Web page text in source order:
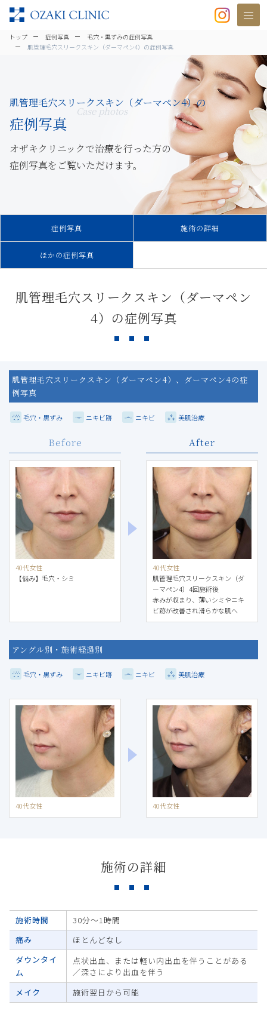
美容クリニックなら美容整形・
トップ 症例写真
毛穴・黒ずみの症例写真
肌管理毛穴スリークスキン（ダーマペン4）の症例写真
肌管理毛穴スリークスキン（ダーマペン4）の
症例写真
Case photos
オザキクリニックで治療を行った方の
症例写真をご覧いただけます。
症例写真 施術の詳細
ほかの症例写真
肌管理毛穴スリークスキン（ダーマペン
4）の症例写真
肌管理毛穴スリークスキン（ダーマペン4）、ダーマペン4の症
例写真
毛穴・黒ずみ ニキビ跡 ニキビ 美肌治療
Before
40代女性
【悩み】毛穴・シミ
After
40代女性
肌管理毛穴スリークスキン（ダ
ーマペン4）4回施術後
赤みが収まり、薄いシミやニキ
ビ跡が改善され滑らかな肌へ
アングル別・施術経過別
毛穴・黒ずみ ニキビ跡 ニキビ 美肌治療
40代女性 40代女性
施術の詳細
施術時間
30分～1時間
痛み
ほとんどなし
ダウンタイ
ム
点状出血、または軽い内出血を伴うことがある
／深さにより出血を伴う
メイク
施術翌日から可能